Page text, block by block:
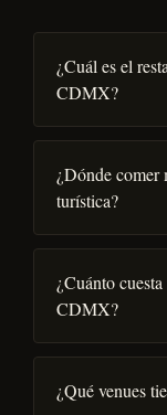
¿Cuál es el
CDMX?
¿Dónde comer
turística?
¿Cuánto
CDMX?
¿Qué venues